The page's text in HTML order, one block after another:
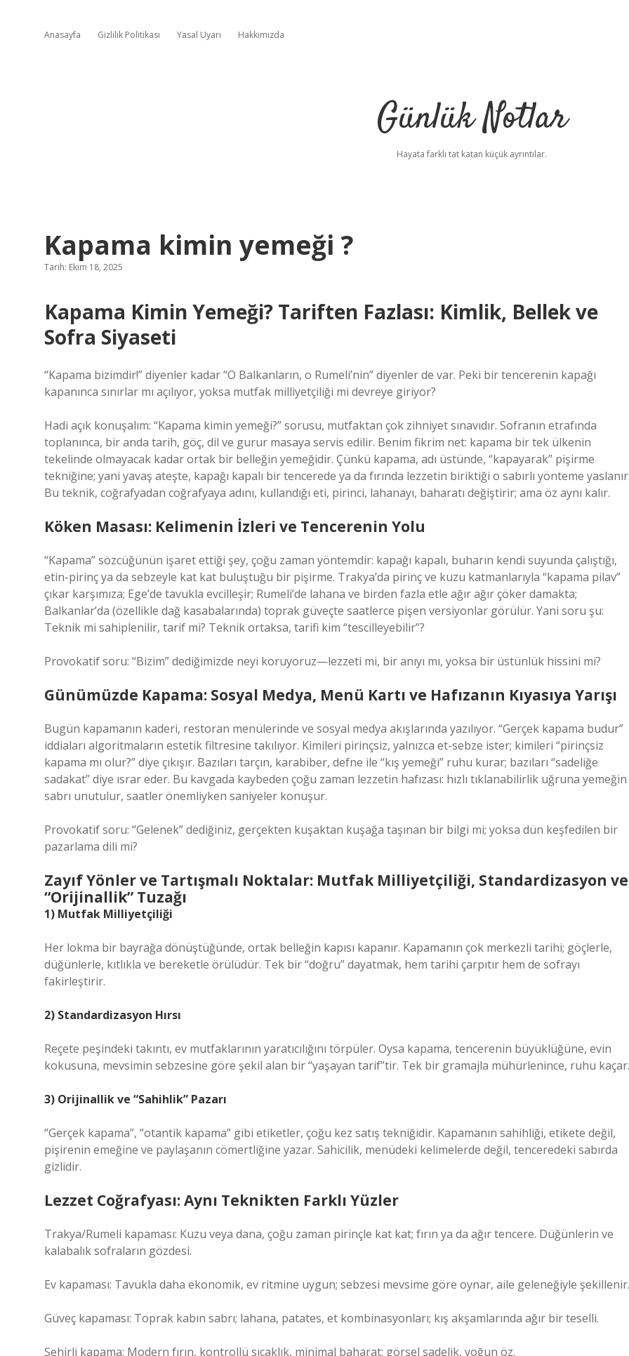
Anasayfa Gizlilik Politikası Yasal Uyarı Hakkımızda
Günlük Notlar
Hayata farklı tat katan küçük ayrıntılar.
Kapama kimin yemeği ?
Tarih: Ekim 18, 2025
Kapama Kimin Yemeği? Tariften Fazlası: Kimlik, Bellek ve
Sofra Siyaseti
“Kapama bizimdir!” diyenler kadar “O Balkanların, o Rumeli’nin” diyenler de var. Peki bir tencerenin kapağı
kapanınca sınırlar mı açılıyor, yoksa mutfak milliyetçiliği mi devreye giriyor?
Hadi açık konuşalım: “Kapama kimin yemeği?” sorusu, mutfaktan çok zihniyet sınavıdır. Sofranın etrafında
toplanınca, bir anda tarih, göç, dil ve gurur masaya servis edilir. Benim fikrim net: kapama bir tek ülkenin
tekelinde olmayacak kadar ortak bir belleğin yemeğidir. Çünkü kapama, adı üstünde, “kapayarak” pişirme
tekniğine; yani yavaş ateşte, kapağı kapalı bir tencerede ya da fırında lezzetin biriktiği o sabırlı yönteme
Bu teknik, coğrafyadan coğrafyaya adını, kullandığı eti, pirinci, lahanayı, baharatı değiştirir; ama öz aynı kalır.
Köken Masası: Kelimenin İzleri ve Tencerenin Yolu
“Kapama” sözcüğünün işaret ettiği şey, çoğu zaman yöntemdir: kapağı kapalı, buharın kendi suyunda çalıştığı,
etin-pirinç ya da sebzeyle kat kat buluştuğu bir pişirme. Trakya’da pirinç ve kuzu katmanlarıyla “kapama pilav”
çıkar karşımıza; Ege’de tavukla evcilleşir; Rumeli’de lahana ve birden fazla etle ağır ağır çöker damakta;
Balkanlar’da (özellikle dağ kasabalarında) toprak güveçte saatlerce pişen versiyonlar görülür. Yani soru şu:
Teknik mi sahiplenilir, tarif mi? Teknik ortaksa, tarifi kim “tescilleyebilir”?
Provokatif soru: “Bizim” dediğimizde neyi koruyoruz—lezzeti mi, bir anıyı mı, yoksa bir üstünlük hissini mi?
Günümüzde Kapama: Sosyal Medya, Menü Kartı ve Hafızanın Kıyasıya Yarışı
Bugün kapamanın kaderi, restoran menülerinde ve sosyal medya akışlarında yazılıyor. “Gerçek kapama budur”
iddiaları algoritmaların estetik filtresine takılıyor. Kimileri pirinçsiz, yalnızca et-sebze ister; kimileri “pirinçsiz
kapama mı olur?” diye çıkışır. Bazıları tarçın, karabiber, defne ile “kış yemeği” ruhu kurar; bazıları “sadeliğe
sadakat” diye ısrar eder. Bu kavgada kaybeden çoğu zaman lezzetin hafızası: hızlı tıklanabilirlik uğruna yemeğin
sabrı unutulur, saatler önemliyken saniyeler konuşur.
Provokatif soru: “Gelenek” dediğiniz, gerçekten kuşaktan kuşağa taşınan bir bilgi mi; yoksa dün keşfedilen bir
pazarlama dili mi?
Zayıf Yönler ve Tartışmalı Noktalar: Mutfak Milliyetçiliği, Standardizasyon ve
“Orijinallik” Tuzağı
1) Mutfak Milliyetçiliği
Her lokma bir bayrağa dönüştüğünde, ortak belleğin kapısı kapanır. Kapamanın çok merkezli tarihi; göçlerle,
düğünlerle, kıtlıkla ve bereketle örülüdür. Tek bir “doğru” dayatmak, hem tarihi çarpıtır hem de sofrayı
fakirleştirir.
2) Standardizasyon Hırsı
Reçete peşindeki takıntı, ev mutfaklarının yaratıcılığını törpüler. Oysa kapama, tencerenin büyüklüğüne, evin
kokusuna, mevsimin sebzesine göre şekil alan bir “yaşayan tarif”tir. Tek bir gramajla mühürlenince, ruhu kaçar.
3) Orijinallik ve “Sahihlik” Pazarı
“Gerçek kapama”, “otantik kapama” gibi etiketler, çoğu kez satış tekniğidir. Kapamanın sahihliği, etikete değil,
pişirenin emeğine ve paylaşanın cömertliğine yazar. Sahicilik, menüdeki kelimelerde değil, tenceredeki sabırda
gizlidir.
Lezzet Coğrafyası: Aynı Teknikten Farklı Yüzler
Trakya/Rumeli kapaması: Kuzu veya dana, çoğu zaman pirinçle kat kat; fırın ya da ağır tencere. Düğünlerin ve
kalabalık sofraların gözdesi.
Ev kapaması: Tavukla daha ekonomik, ev ritmine uygun; sebzesi mevsime göre oynar, aile geleneğiyle şekillenir.
Güveç kapaması: Toprak kabın sabrı; lahana, patates, et kombinasyonları; kış akşamlarında ağır bir teselli.
Şehirli kapama: Modern fırın, kontrollü sıcaklık, minimal baharat; görsel sadelik, yoğun öz.